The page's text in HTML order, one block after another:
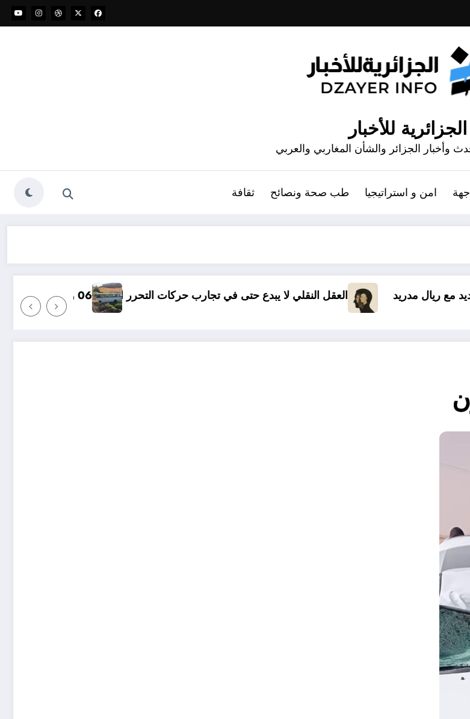
الجزائرية للأخبار
وأخبار الجزائر والشأن المغاربي والعربي
امن و استراتيجيا طب صحة ونصائح ثقافة
العقل النقلي لا يبدع حتى في تجارب حركات التحرر الوطني06 وفيات و إصابة 25 جريح في حادث مرور بقسنطينة